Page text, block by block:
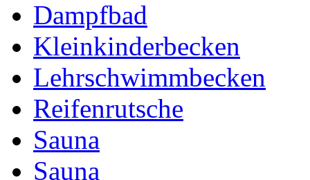
Dampfbad
Kleinkinderbecken
Lehrschwimmbecken
Reifenrutsche
Sauna
Sauna